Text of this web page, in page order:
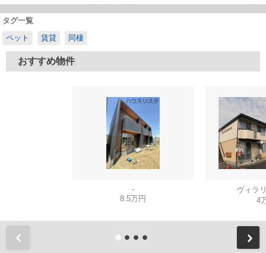
タグ一覧
ペット
賃貸 同棲
おすすめ物件
-
8.5万円
ヴィラ
4